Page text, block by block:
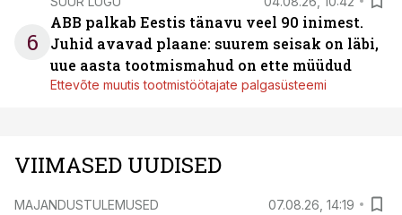
6
ABB palkab Eestis tänavu veel 90 inimest.
Juhid avavad plaane: suurem seisak on läbi,
uue aasta tootmismahud on ette müüdud
Ettevõte muutis tootmistöötajate palgasüsteemi
VIIMASED UUDISED
MAJANDUSTULEMUSED 07.08.26, 14:19